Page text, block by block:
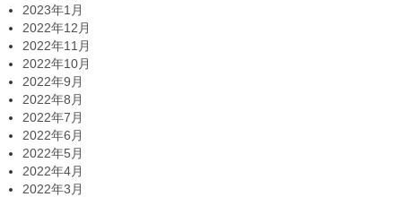
2023年1月
2022年12月
2022年11月
2022年10月
2022年9月
2022年8月
2022年7月
2022年6月
2022年5月
2022年4月
2022年3月